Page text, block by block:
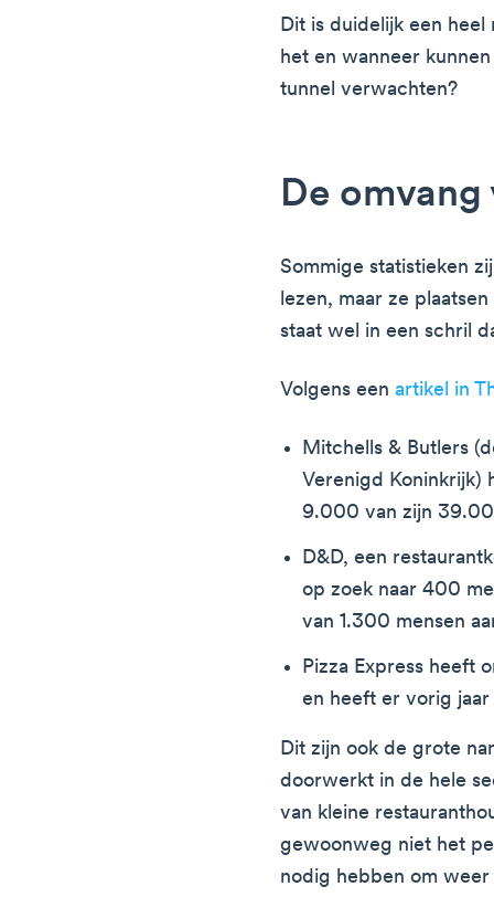
Dit is duidelijk een
het en wanneer
tunnel verwachten?
De
Sommige statistieken
lezen, maar ze
staat wel in een schril
Volgens eenartikel in
Mitchells & Butlers
Verenigd Koninkrijk)
9.000 van zijn
D&D, een
op zoek naar 400
van 1.300 mensen
Pizza Express heeft
en heeft er vorig jaar
Dit zijn ook de grote
doorwerkt in de hele
van kleine
gewoonweg niet het
nodig hebben om